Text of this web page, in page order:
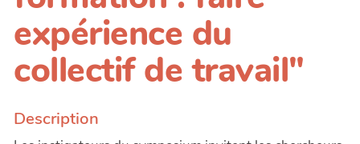
expérience du
collectif de travail"
Description